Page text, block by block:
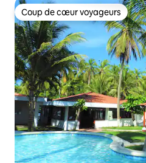
Coup de cœur voyageurs
Coup de cœur voyageurs